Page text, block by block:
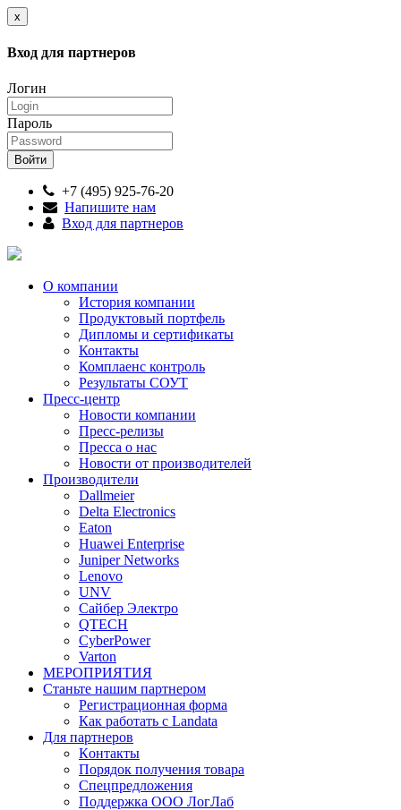
x
Вход для партнеров
Логин
Пароль
+7 (495) 925-76-20
Напишите нам
Вход для партнеров
О компании
История компании
Продуктовый портфель
Дипломы и сертификаты
Контакты
Комплаенс контроль
Результаты СОУТ
Пресс-центр
Новости компании
Пресс-релизы
Пресса о нас
Новости от производителей
Производители
Dallmeier
Delta Electronics
Eaton
Huawei Enterprise
Juniper Networks
Lenovo
UNV
Сайбер Электро
QTECH
CyberPower
Varton
МЕРОПРИЯТИЯ
Станьте нашим партнером
Регистрационная форма
Как работать с Landata
Для партнеров
Кoнтaкты
Порядок получения товара
Спецпредложения
Поддержка ООО ЛогЛаб